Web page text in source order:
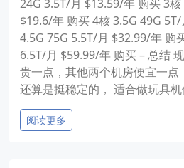
24G 3.5T/月 $13.59/年 购买 3核
$19.6/年 购买 4核 3.5G 49G
4.5G 75G 5.5T/月 $32.99/年 购
6.5T/月 $59.99/年 购买 – 总结
贵一点，其他两个机房便宜一
还算是挺稳定的， 适合做玩具
阅读更多